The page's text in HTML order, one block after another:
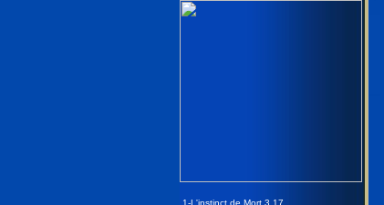
1-L'instinct de Mort 3.17